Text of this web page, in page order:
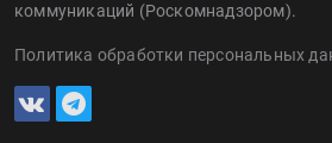
коммуникаций (Роскомнадзором).
Политика обработки персональных